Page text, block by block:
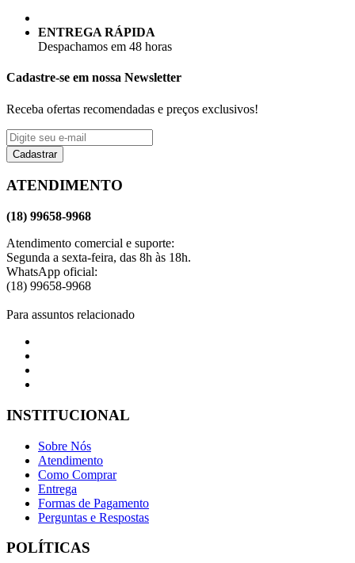
ENTREGA RÁPIDA
Despachamos em 48 horas
Cadastre-se em nossa Newsletter
Receba ofertas recomendadas e preços exclusivos!
Cadastrar
ATENDIMENTO
(18) 99658-9968
Atendimento comercial e suporte:
Segunda a sexta-feira, das 8h às 18h.
WhatsApp oficial:
(18) 99658-9968
Para assuntos relacionado
INSTITUCIONAL
Sobre Nós
Atendimento
Como Comprar
Entrega
Formas de Pagamento
Perguntas e Respostas
POLÍTICAS